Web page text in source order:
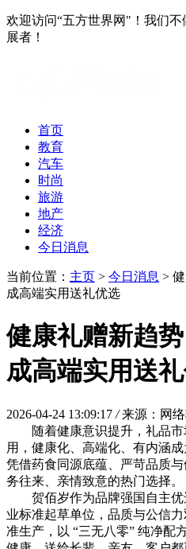
欢迎访问“五方世界网"！我们
展者！
首页
教育
汽车
时尚
旅游
地产
经济
今日消息
当前位置： 主页 > 今日消息 >
成高端实用送礼优选
健康礼赠新趋
成高端实用送
2026-04-24 13:09:17 / 来源：网
随着健康意识提升，礼品
用，健康化、高端化、有内涵
凭借药食同源底蕴、严苛品质
务往来、亲情致意的热门选择。
贺佰岁作为品牌强国自主
业标准起草单位，品质与公信
准生产，以 “三无八零” 纯净配